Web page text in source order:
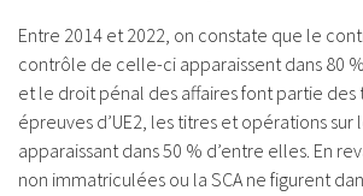
Entre 2014 et 2022, on constate que le
contrôle de celle-ci apparaissent dans 80 %
et le droit pénal des affaires font partie des
épreuves d’UE2, les titres et opérations sur
apparaissant dans 50 % d’entre elles. En
non immatriculées ou la SCA ne figurent